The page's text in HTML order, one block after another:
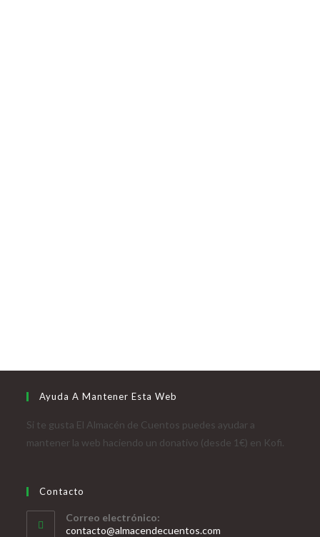
Ayuda A Mantener Esta Web
Si te gusta El Almacén de Cuentos puedes ayudar a
mantener la web haciendo un donativo (desde 1€) en Kofi.
Contacto
Correo electrónico:
contacto@almacendecuentos.com